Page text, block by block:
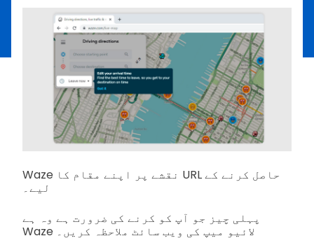
Waze نقشے پر اپنے مقام کا URL حاصل کرنے کے
لیے۔
پہلی چیز جو آپ کو کرنے کی ضرورت ہے وہ ہے
Waze لائیو میپ کی ویب سائٹ ملاحظہ کریں۔